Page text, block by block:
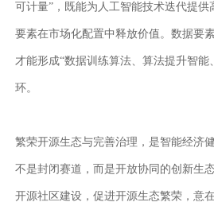
可计量”，既能为人工智能技术迭代提
要素在市场化配置中释放价值。数据要
才能形成“数据训练算法、算法提升智
环。
繁荣开源生态与完善治理，是智能经济
不是封闭赛道，而是开放协同的创新生
开源社区建设，促进开源生态繁荣，意